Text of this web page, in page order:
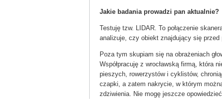
Jakie badania prowadzi pan aktualnie?
Testuję tzw. LIDAR. To połączenie
analizuje, czy obiekt znajdujący się
Poza tym skupiam się na obrażeniach
Współpracuję z wrocławską firmą, która
pieszych, rowerzystów i cyklistów,
czapki, a zatem nakrycie, w którym
zdziwienia. Nie mogę jeszcze